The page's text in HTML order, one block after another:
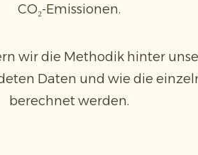
CO₂-Emissionen.
wir die Methodik hinter
Daten und wie die
berechnet werden.